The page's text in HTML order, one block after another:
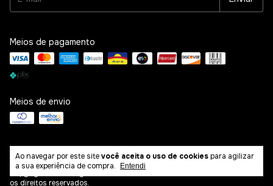
Ao navegar por este sitevocê aceita o uso de cookiespara agilizar
a sua experiência de compra.
Entendi
Meios de pagamento
Meios de envio
os direitos reservados.